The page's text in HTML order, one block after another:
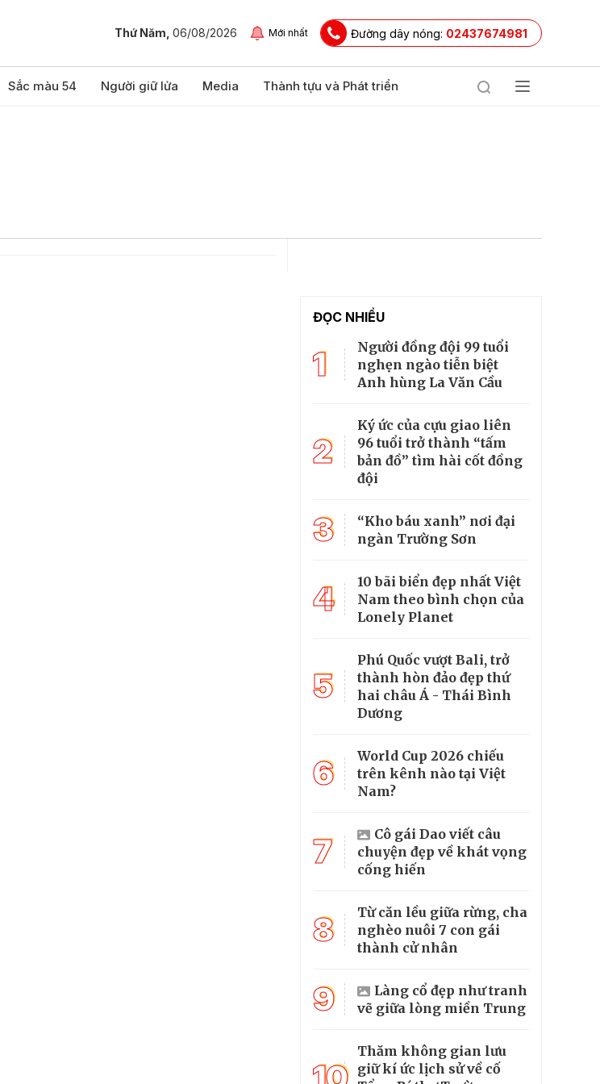
Thứ Năm, 06/08/2026 Mới nhất Đường dây nóng: 02437674981
Sắc màu 54 Người giữ lửa Media Thành tựu và Phát triển
ĐỌC NHIỀU
1
Người đồng đội 99 tuổi
nghẹn ngào tiễn biệt
Anh hùng La Văn Cầu
2
Ký ức của cựu giao liên
96 tuổi trở thành “tấm
bản đồ” tìm hài cốt đồng
đội
3
“Kho báu xanh” nơi đại
ngàn Trường Sơn
4
10 bãi biển đẹp nhất Việt
Nam theo bình chọn của
Lonely Planet
5
Phú Quốc vượt Bali, trở
thành hòn đảo đẹp thứ
hai châu Á - Thái Bình
Dương
6
World Cup 2026 chiếu
trên kênh nào tại Việt
Nam?
7
Cô gái Dao viết câu
chuyện đẹp về khát vọng
cống hiến
8
Từ căn lều giữa rừng, cha
nghèo nuôi 7 con gái
thành cử nhân
9
Làng cổ đẹp như tranh
vẽ giữa lòng miền Trung
Thăm không gian lưu
giữ kí ức lịch sử về cố